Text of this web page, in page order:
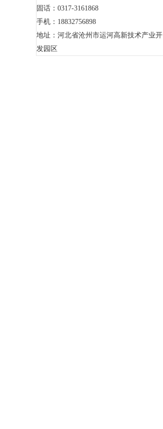
固话：0317-3161868
手机：18832756898
地址：河北省沧州市运河高新技术产业开
发园区